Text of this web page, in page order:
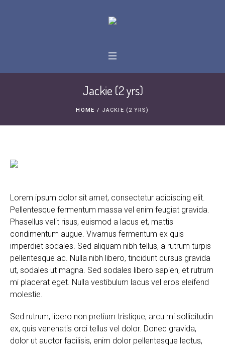
Jackie (2 yrs)
HOME / JACKIE (2 YRS)
Lorem ipsum dolor sit amet, consectetur adipiscing elit.
Pellentesque fermentum massa vel enim feugiat gravida.
Phasellus velit risus, euismod a lacus et, mattis
condimentum augue. Vivamus fermentum ex quis
imperdiet sodales. Sed aliquam nibh tellus, a rutrum turpis
pellentesque ac. Nulla nibh libero, tincidunt cursus gravida
ut, sodales ut magna. Sed sodales libero sapien, et rutrum
mi placerat eget. Nulla vestibulum lacus vel eros eleifend
molestie.
Sed rutrum, libero non pretium tristique, arcu mi sollicitudin
ex, quis venenatis orci tellus vel dolor. Donec gravida,
dolor ut auctor facilisis, enim dolor pellentesque lectus,